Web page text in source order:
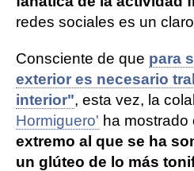
redes sociales es un
Consciente de que para
exterior es necesario
interior", esta vez, la
Hormiguero' ha mostrado
extremo al que se ha
un glúteo de lo más